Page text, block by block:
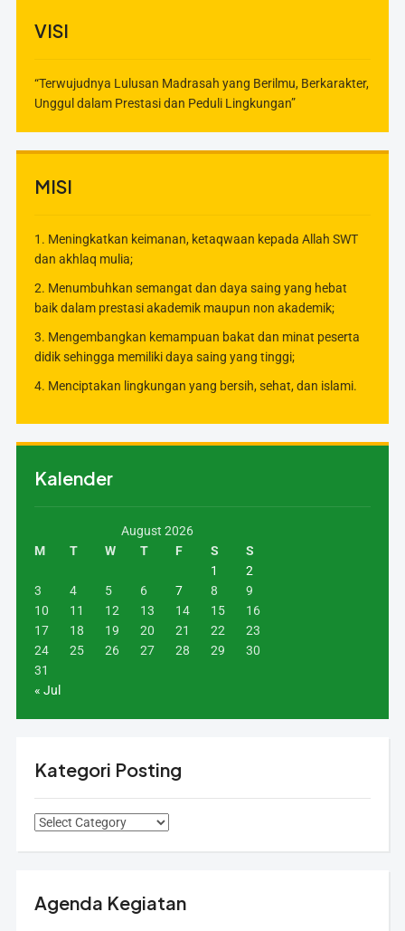
VISI
“Terwujudnya Lulusan Madrasah yang Berilmu, Berkarakter,
Unggul dalam Prestasi dan Peduli Lingkungan”
MISI
1. Meningkatkan keimanan, ketaqwaan kepada Allah SWT
dan akhlaq mulia;
2. Menumbuhkan semangat dan daya saing yang hebat
baik dalam prestasi akademik maupun non akademik;
3. Mengembangkan kemampuan bakat dan minat peserta
didik sehingga memiliki daya saing yang tinggi;
4. Menciptakan lingkungan yang bersih, sehat, dan islami.
Kalender
August 2026
M
T W T F S
S
1
2
3
4 5 6 7 8
9
10
11 12 13 14 15
16
17
18 19 20 21 22
23
24
25 26 27 28 29
30
31
« Jul
Kategori Posting
Agenda Kegiatan